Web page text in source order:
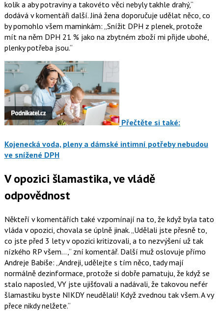
kolik a aby potraviny a takovéto věci nebyly takhle drahý,
dodává v komentáři další. Jiná žena doporučuje udělat něco, co
by pomohlo všem maminkám: Snížit DPH z plenek, protože
mít na něm DPH 21 % jako na zbytném zboží mi přijde ubohé,
plenky potřeba jsou.
Přečtěte si také:
Kojenecká voda, pleny a dámské intimní potřeby nebudou
ve snížené DPH
V opozici šlamastika, ve vládě
odpovědnost
Někteří v komentářích také vzpomínají na to, že když byla tato
vláda v opozici, chovala se úplně jinak. Udělali jste přesně to,
co jste před 3 lety v opozici kritizovali, a to nezvýšení už tak
nízkého RP všem…, zní komentář. Další muž oslovuje přímo
Andreje Babiše: Andreji, udělejte s tím něco, tady mají
normálně dezinformace, protože si dobře pamatuju, že když se
stalo naposled, VY jste ujišťovali a nadávali, že takovou nefér
šlamastiku byste NIKDY neudělali! Když zvednou tak všem. A vy
přece nikdy nelžete.